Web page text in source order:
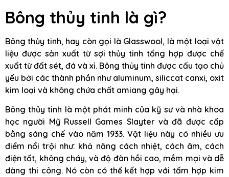
Bông thủy tinh là gì?
Bông thủy tinh, hay còn gọi là Glasswool, là một loại vật
liệu được sản xuất từ sợi thủy tinh tổng hợp được chế
xuất từ đất sét, đá và xỉ. Bông thủy tinh được cấu tạo chủ
yếu bởi các thành phần như aluminum, siliccat canxi, oxit
kim loại và không chứa chất amiang gây hại.
Bông thủy tinh là một phát minh của kỹ sư và nhà khoa
học người Mỹ Russell Games Slayter và đã được cấp
bằng sáng chế vào năm 1933. Vật liệu này có nhiều ưu
điểm nổi trội như: khả năng cách nhiệt, cách âm, cách
điện tốt, không cháy, và độ đàn hồi cao, mềm mại và dễ
dàng thi công. Nó còn có thể kết hợp với tấm hợp kim